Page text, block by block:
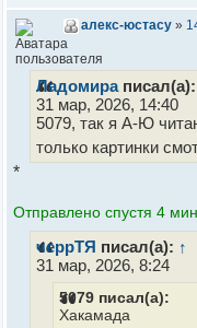
алекс-юстасу »
Ладомираписал(а):
31 мар, 2026, 14:40
5079, так я А-Ю
только картинки
*
Отправлено спустя 4
черрТЯ писал(а): ↑
31 мар, 2026, 8:24
5079 писал(а):
Хакамада